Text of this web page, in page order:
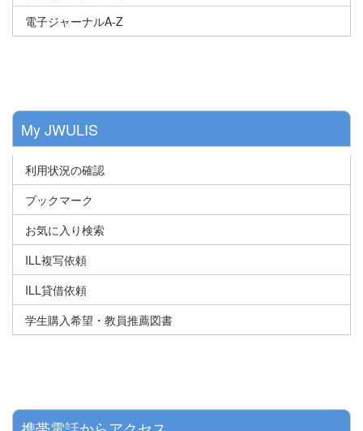
電子ジャーナルA-Z
My JWULIS
利用状況の確認
ブックマーク
お気に入り検索
ILL複写依頼
ILL貸借依頼
学生購入希望・教員推薦図書